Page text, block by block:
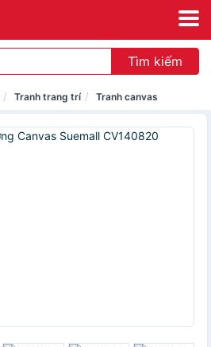
Tìm kiếm
Tranh trang trí Tranh canvas